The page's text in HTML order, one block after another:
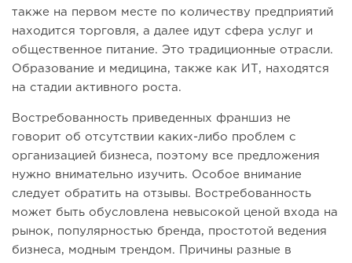
также на первом месте по количеству предприятий
находится торговля, а далее идут сфера услуг и
общественное питание. Это традиционные отрасли.
Образование и медицина, также как ИТ, находятся
на стадии активного роста.
Востребованность приведенных франшиз не
говорит об отсутствии каких-либо проблем с
организацией бизнеса, поэтому все предложения
нужно внимательно изучить. Особое внимание
следует обратить на отзывы. Востребованность
может быть обусловлена невысокой ценой входа на
рынок, популярностью бренда, простотой ведения
бизнеса, модным трендом. Причины разные в